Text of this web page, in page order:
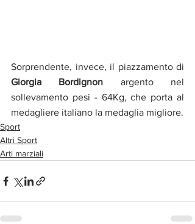
Giorgia Bordignon argento nel
sollevamento pesi - 64Kg, che porta al
Sport
Altri Sport
Arti marziali